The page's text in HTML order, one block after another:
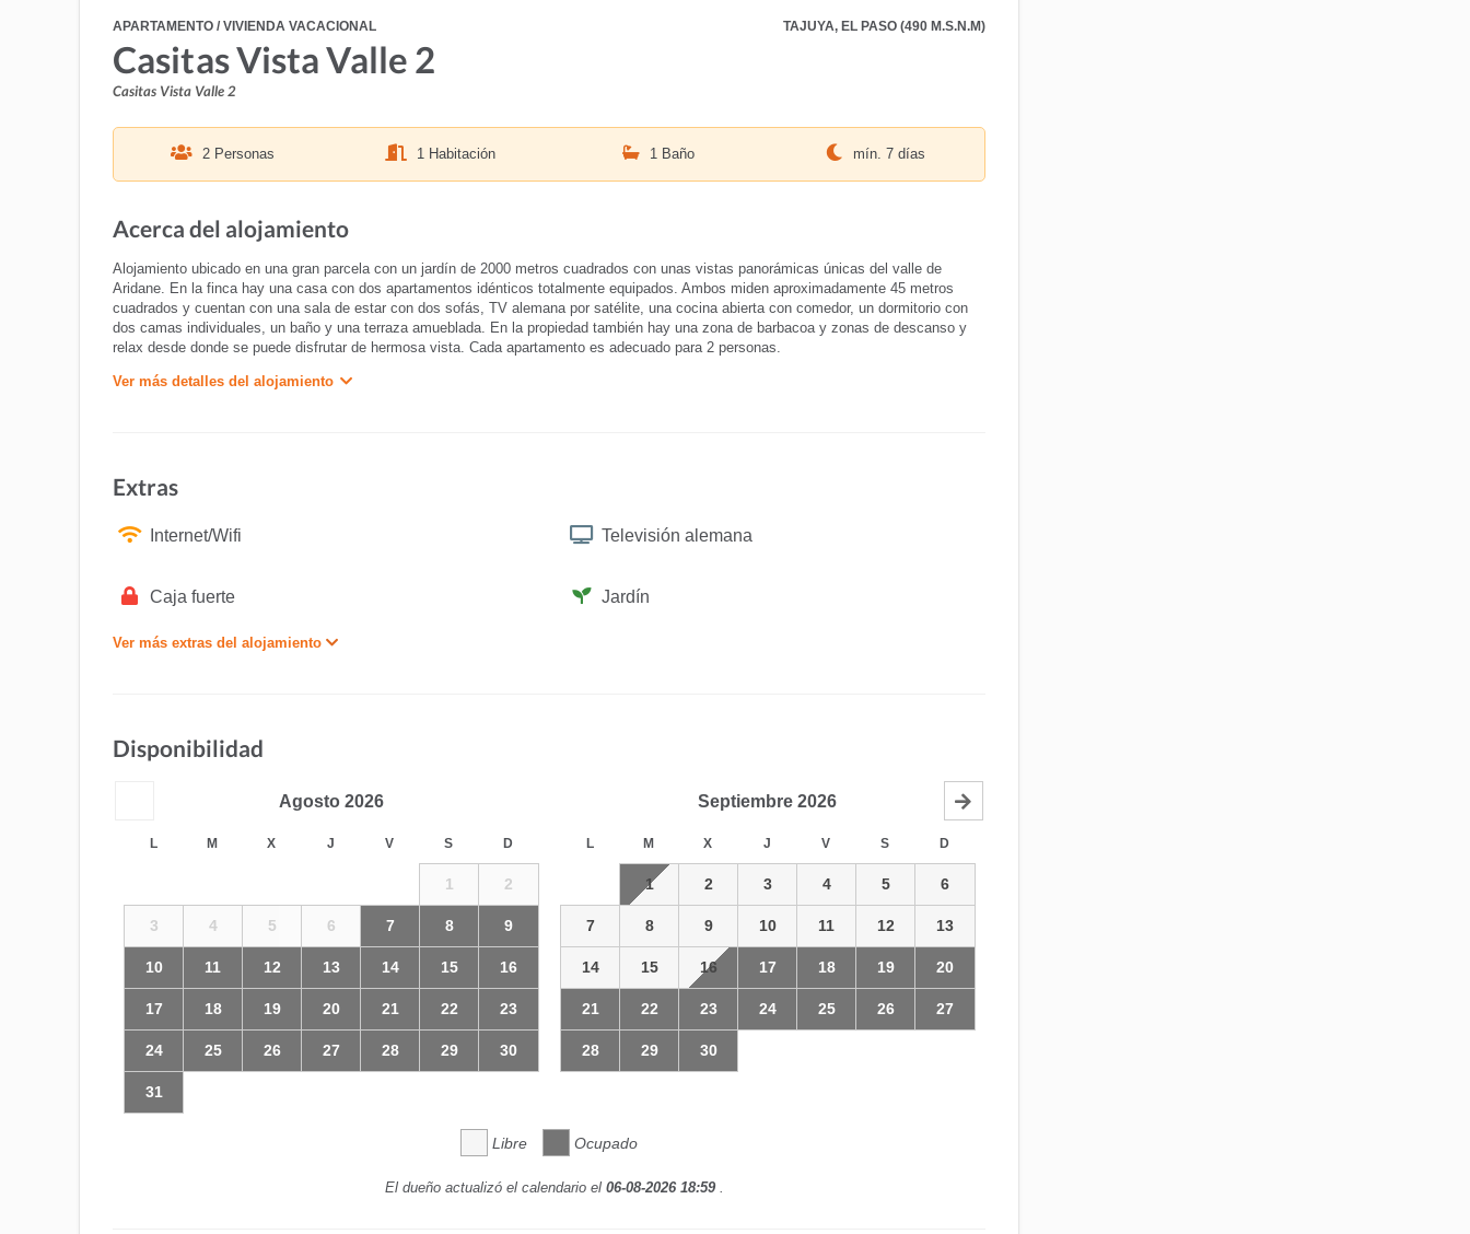
APARTAMENTO / VIVIENDA VACACIONAL TAJUYA, EL PASO (490 M.S.N.M)
Casitas Vista Valle 2
Casitas Vista Valle 2
2 Personas 1 Habitación 1 Baño mín. 7 días
Acerca del alojamiento
Alojamiento ubicado en una gran parcela con un jardín de 2000 metros cuadrados con unas vistas panorámicas únicas del valle de
Aridane. En la finca hay una casa con dos apartamentos idénticos totalmente equipados. Ambos miden aproximadamente 45 metros
cuadrados y cuentan con una sala de estar con dos sofás, TV alemana por satélite, una cocina abierta con comedor, un dormitorio con
dos camas individuales, un baño y una terraza amueblada. En la propiedad también hay una zona de barbacoa y zonas de descanso y
relax desde donde se puede disfrutar de hermosa vista. Cada apartamento es adecuado para 2 personas.
Ver más detalles del alojamiento
Extras
Internet/Wifi Televisión alemana
Caja fuerte Jardín
Ver más extras del alojamiento
Disponibilidad
Agosto 2026
L M X J V S D
1 2
3 4 5 6 7 8 9
10 11 12 13 14 15 16
17 18 19 20 21 22 23
24 25 26 27 28 29 30
31
Septiembre 2026
L M X J V S D
1 2 3 4 5 6
7 8 9 10 11 12 13
14 15 16 17 18 19 20
21 22 23 24 25 26 27
28 29 30
Libre Ocupado
El dueño actualizó el calendario el 06-08-2026 18:59 .